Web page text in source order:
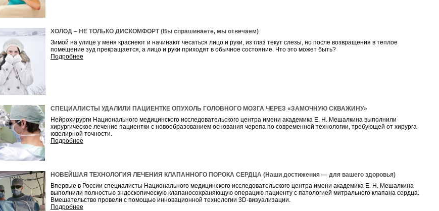
ХОЛОД – НЕ ТОЛЬКО ДИСКОМФОРТ (Вы спрашиваете, мы отвечаем)
Зимой на улице у меня краснеют и начинают чесаться лицо и руки, из глаз текут слезы, но после возвращения в теплое
помещение зуд прекращается, а лицо и руки приходят в обычное состояние. Что это может быть?
Подробнее
СПЕЦИАЛИСТЫ УДАЛИЛИ ПАЦИЕНТКЕ ОПУХОЛЬ ГОЛОВНОГО МОЗГА ЧЕРЕЗ «ЗАМОЧНУЮ СКВАЖИНУ»
Нейрохирурги Национального медицинского исследовательского центра имени академика Е. Н. Мешалкина выполнили
хирургическое лечение пациентки с новообразованием основания черепа по современной технологии, требующей от хирурга
ювелирной точности.
Подробнее
НОВЕЙШАЯ ТЕХНОЛОГИЯ ЛЕЧЕНИЯ КЛАПАННОГО ПОРОКА СЕРДЦА (Наши достижения — для вашего здоровья)
Впервые в России специалисты Национального медицинского исследовательского центра имени академика Е. Н. Мешалкина
выполнили полностью эндоскопическую клапаносохраняющую операцию пациенту с патологией митрального клапана сердца.
Вмешательство провели с помощью инновационной технологии 3D-визуализации.
Подробнее